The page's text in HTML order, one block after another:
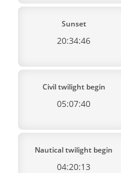
Sunset
20:34:46
Civil twilight begin
05:07:40
Nautical twilight begin
04:20:13